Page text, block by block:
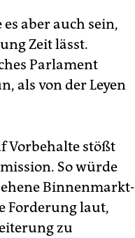
aber auch sein,
Zeit lässt.
Parlament
als von der Leyen
Vorbehalte stößt
So würde
Binnenmarkt-
Forderung laut,
zu